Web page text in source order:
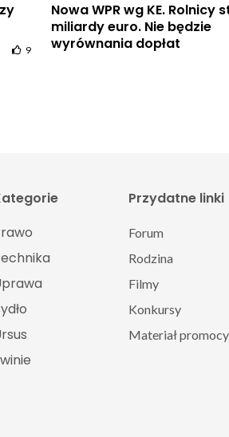
9
Nowa WPR wg KE. Rolnicy
miliardy euro. Nie będzie
wyrównania dopłat
Przydatne linki
Forum
Rodzina
Filmy
Konkursy
Materiał